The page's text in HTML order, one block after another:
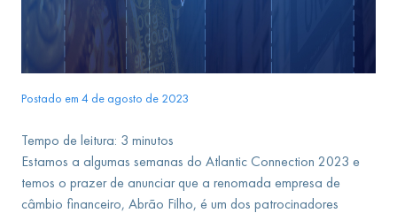
Postado em 4 de agosto de 2023
Tempo de leitura: 3 minutos
Estamos a algumas semanas do Atlantic Connection 2023 e
temos o prazer de anunciar que a renomada empresa de
câmbio financeiro, Abrão Filho, é um dos patrocinadores